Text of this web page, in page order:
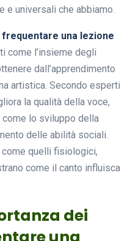
e universali che abbiamo.
una lezione
come l’insieme degli
dall’apprendimento
artistica. Secondo esperti
la qualità della voce,
lo sviluppo della
delle abilità sociali.
quelli fisiologici,
come il canto influisca
dei